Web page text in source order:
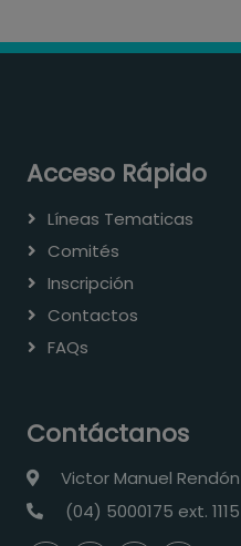
Acceso Rápido
Líneas Tematicas
Comités
Inscripción
Contactos
FAQs
Contáctanos
Victor Manuel
(04) 5000175 ext. 1115